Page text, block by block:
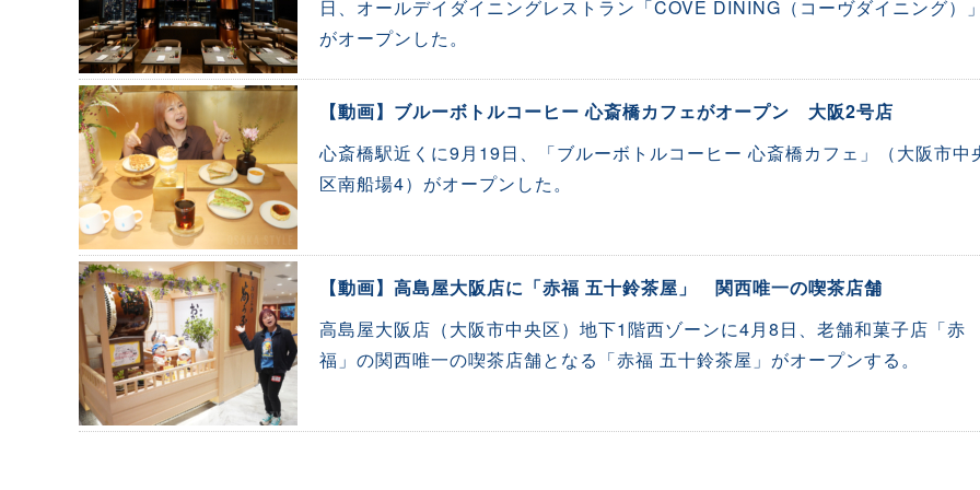
日、オールデイダイニングレストラン「COVE DINING（コーヴダイニング）
がオープンした。
【動画】ブルーボトルコーヒー 心斎橋カフェがオープン 大阪2号店
心斎橋駅近くに9月19日、「ブルーボトルコーヒー 心斎橋カフェ」（大阪市中
区南船場4）がオープンした。
【動画】高島屋大阪店に「赤福 五十鈴茶屋」 関西唯一の喫茶店舗
高島屋大阪店（大阪市中央区）地下1階西ゾーンに4月8日、老舗和菓子店「赤
福」の関西唯一の喫茶店舗となる「赤福 五十鈴茶屋」がオープンする。